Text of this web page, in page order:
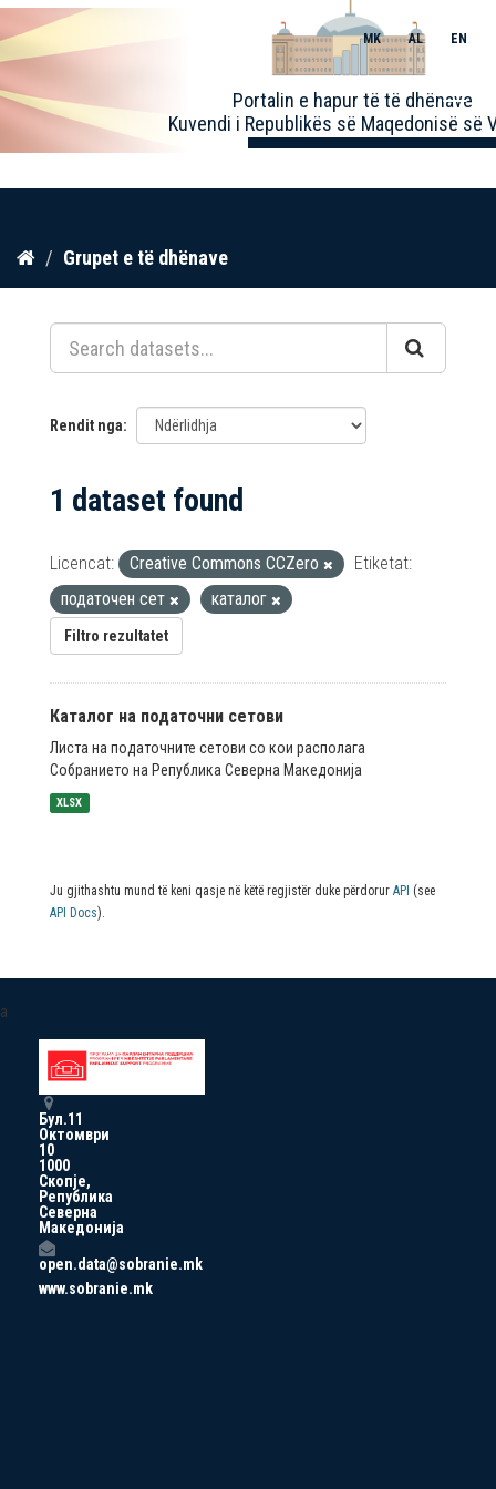
Kalo
përmbajtja
Portalin e hapur të të dhënave
Kuvendi i Republikës së Maqedonisë së
MK AL EN
Toggle
Grupet e të dhënave
Rendit nga
1 dataset found
Licencat: Creative Commons CCZero
Etiketat:
податочен сет
каталог
Filtro rezultatet
Каталог на податочни сетови
Листа на податочните сетови со кои располага
Собранието на Република Северна Македонија
XLSX
Ju gjithashtu mund të keni qasje në këtë regjistër duke përdorur API (see
API Docs).
a
Бул.11
Октомври
10
1000
Скопје,
Република
Северна
Македонија
open.data@sobranie.mk
www.sobranie.mk